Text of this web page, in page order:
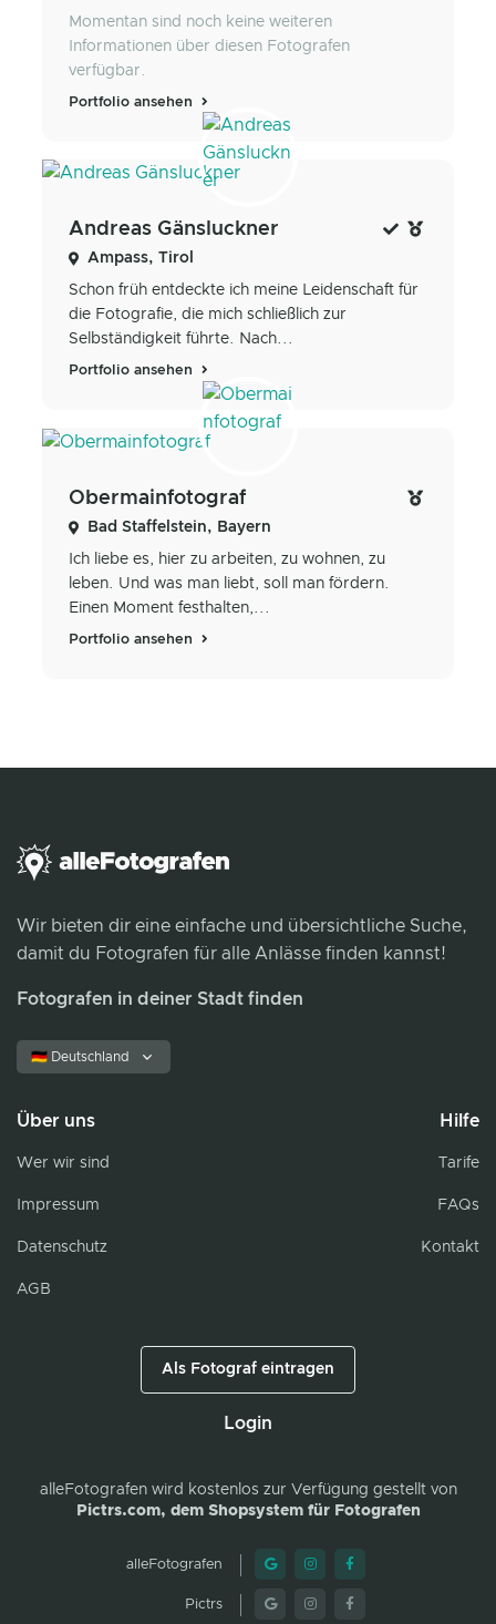
Momentan sind noch keine weiteren
Informationen über diesen Fotografen
verfügbar.
Portfolio ansehen
Andreas Gänsluckner
Ampass, Tirol
Schon früh entdeckte ich meine Leidenschaft für
die Fotografie, die mich schließlich zur
Selbständigkeit führte. Nach...
Portfolio ansehen
Obermainfotograf
Bad Staffelstein, Bayern
Ich liebe es, hier zu arbeiten, zu wohnen, zu
leben. Und was man liebt, soll man fördern.
Einen Moment festhalten,...
Portfolio ansehen
Wir bieten dir eine einfache und übersichtliche Suche,
damit du Fotografen für alle Anlässe finden kannst!
Fotografen in deiner Stadt finden
🇩🇪 Deutschland
Über uns
Wer wir sind
Impressum
Datenschutz
AGB
Hilfe
Tarife
FAQs
Kontakt
Als Fotograf eintragen
Login
alleFotografenwird kostenlos zur Verfügung gestellt von
Pictrs.com, dem Shopsystem für Fotografen
alleFotografen
Pictrs